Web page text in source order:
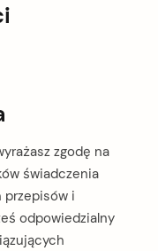
zgodę na
świadczenia
przepisów i
odpowiedzialny